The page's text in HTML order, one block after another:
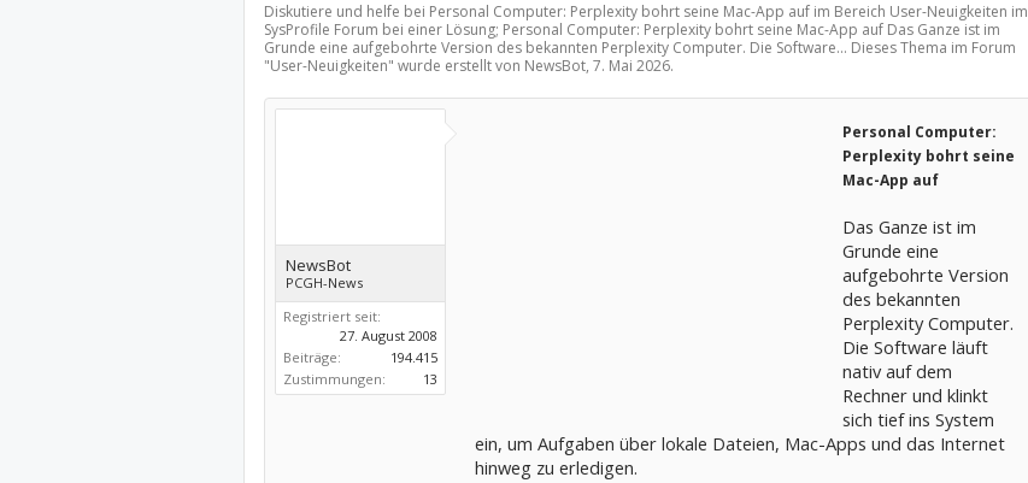
Diskutiere und helfe bei Personal Computer: Perplexity bohrt seine Mac-App auf im Bereich User-Neuigkeiten im
SysProfile Forum bei einer Lösung; Personal Computer: Perplexity bohrt seine Mac-App auf Das Ganze ist im
Grunde eine aufgebohrte Version des bekannten Perplexity Computer. Die Software... Dieses Thema im Forum
"User-Neuigkeiten" wurde erstellt von NewsBot, 7. Mai 2026.
NewsBot
PCGH-News
Registriert seit:
27. August 2008
Beiträge:
194.415
Zustimmungen:
13
Personal Computer:
Perplexity bohrt seine
Mac-App auf
Das Ganze ist im
Grunde eine
aufgebohrte Version
des bekannten
Perplexity Computer.
Die Software läuft
nativ auf dem
Rechner und klinkt
sich tief ins System
ein, um Aufgaben über lokale Dateien, Mac-Apps und das Internet
hinweg zu erledigen.